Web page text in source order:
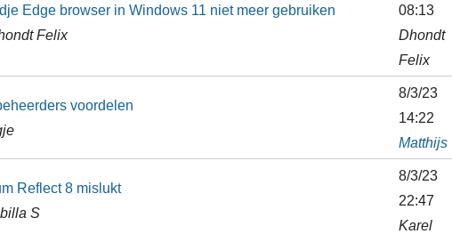
Edge browser in Windows 11 niet meer gebruiken
Felix
08:13
Dhondt
Felix
voordelen
8/3/23
14:22
Matthijs
Reflect 8 mislukt
S
8/3/23
22:47
Karel